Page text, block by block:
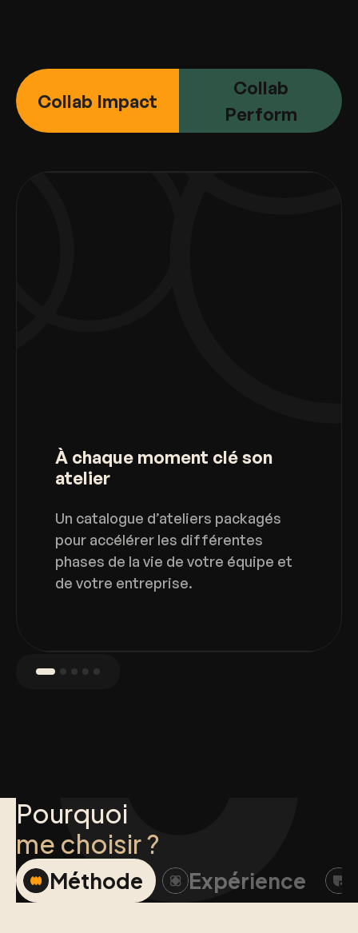
Collab Impact
Collab
Perform
À chaque moment clé son
atelier
Un catalogue d’ateliers packagés
pour accélérer les différentes
phases de la vie de votre équipe et
de votre entreprise.
Pourquoi
me choisir ?
Méthode Expérience